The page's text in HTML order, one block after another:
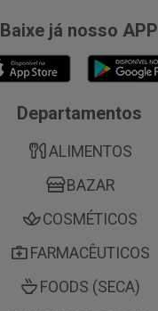
Baixe já nosso APP
Departamentos
ALIMENTOS
BAZAR
COSMÉTICOS
FARMACÊUTICOS
FOODS (SECA)